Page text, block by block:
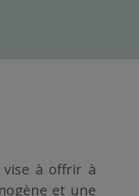
vise à offrir à
et une